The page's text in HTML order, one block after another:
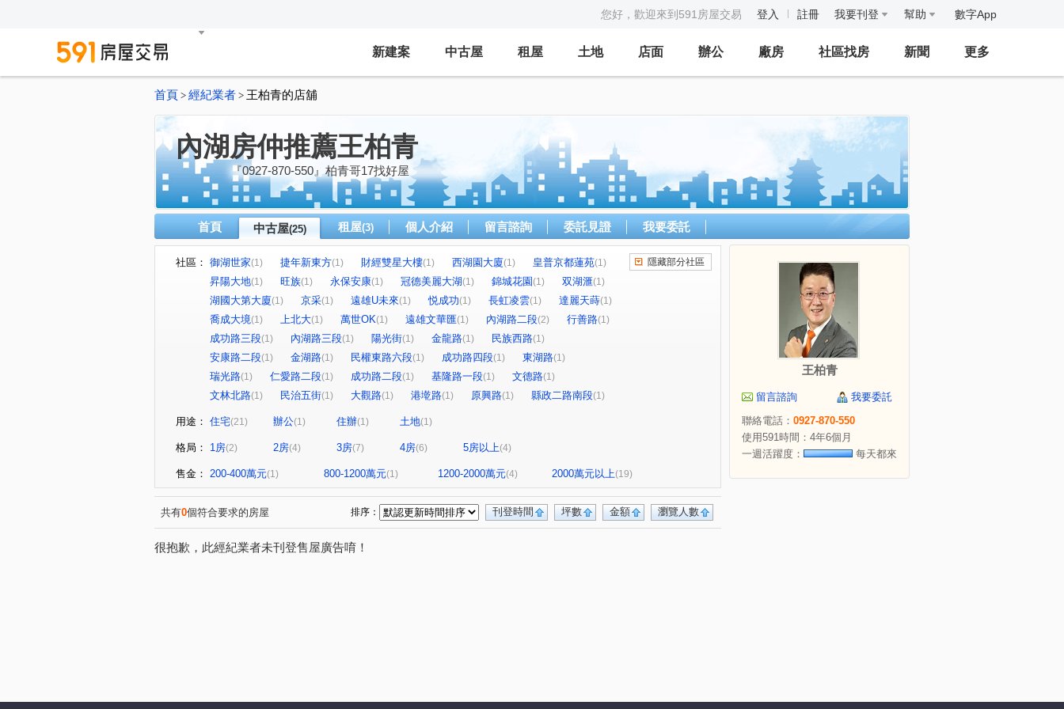
您好，歡迎來到591房屋交易 登入 註冊 我要刊登 幫助 數字App
新建案 中古屋 租屋 土地 店面 辦公 廠房 社區找房 新聞 更多
首頁 > 經紀業者 > 王柏青的店舖
內湖房仲推薦王柏青
『0927-870-550』柏青哥17找好屋
首頁 中古屋(25) 租屋(3) 個人介紹 留言諮詢 委託見證 我要委託
社區： 御湖世家(1) 捷年新東方(1) 財經雙星大樓(1) 西湖園大廈(1) 皇普京都蓮苑(1)
昇陽大地(1) 旺族(1) 永保安康(1) 冠德美麗大湖(1) 錦城花園(1) 双湖滙(1)
湖國大第大廈(1) 京采(1) 遠雄U未來(1) 悦成功(1) 長虹凌雲(1) 達麗天蒔(1)
喬成大境(1) 上北大(1) 萬世OK(1) 遠雄文華匯(1) 內湖路二段(2) 行善路(1)
成功路三段(1) 內湖路三段(1) 陽光街(1) 金龍路(1) 民族西路(1)
安康路二段(1) 金湖路(1) 民權東路六段(1) 成功路四段(1) 東湖路(1)
瑞光路(1) 仁愛路二段(1) 成功路二段(1) 基隆路一段(1) 文德路(1)
文林北路(1) 民治五街(1) 大觀路(1) 港墘路(1) 原興路(1) 縣政二路南段(1)
隱藏部分社區
用途： 住宅(21) 辦公(1) 住辦(1) 土地(1)
格局： 1房(2) 2房(4) 3房(7) 4房(6) 5房以上(4)
售金： 200-400萬元(1) 800-1200萬元(1) 1200-2000萬元(4) 2000萬元以上(19)
共有0個符合要求的房屋 瀏覽人數
金額
坪數
刊登時間
排序：
很抱歉，此經紀業者未刊登售屋廣告唷！
王柏青
留言諮詢
我要委託
聯絡電話： 0927-870-550
使用591時間：4年6個月
一週活躍度：
每天都來